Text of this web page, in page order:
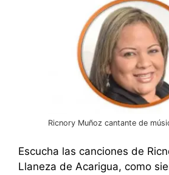
Ricnory Muñoz cantante de
Escucha las canciones de
Llaneza de Acarigua, como